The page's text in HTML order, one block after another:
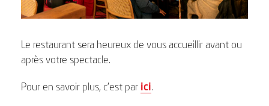
Le restaurant sera heureux de vous accueillir avant ou
après votre spectacle.
Pour en savoir plus, c’est par ici.